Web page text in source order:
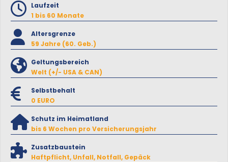
Laufzeit
1 bis 60 Monate
Altersgrenze
59 Jahre (60. Geb.)
Geltungsbereich
Welt (+/- USA & CAN)
Selbstbehalt
0 EURO
Schutz im Heimatland
bis 6 Wochen pro Versicherungsjahr
Zusatzbaustein
Haftpflicht, Unfall, Notfall, Gepäck